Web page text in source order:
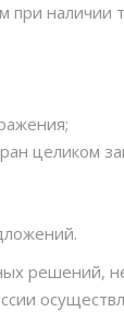
наличии
целиком
решений,